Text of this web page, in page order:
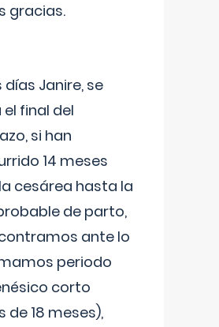
gracias.
días Janire, se
final del
si han
14 meses
cesárea hasta la
de parto,
ante lo
periodo
corto
de 18 meses),